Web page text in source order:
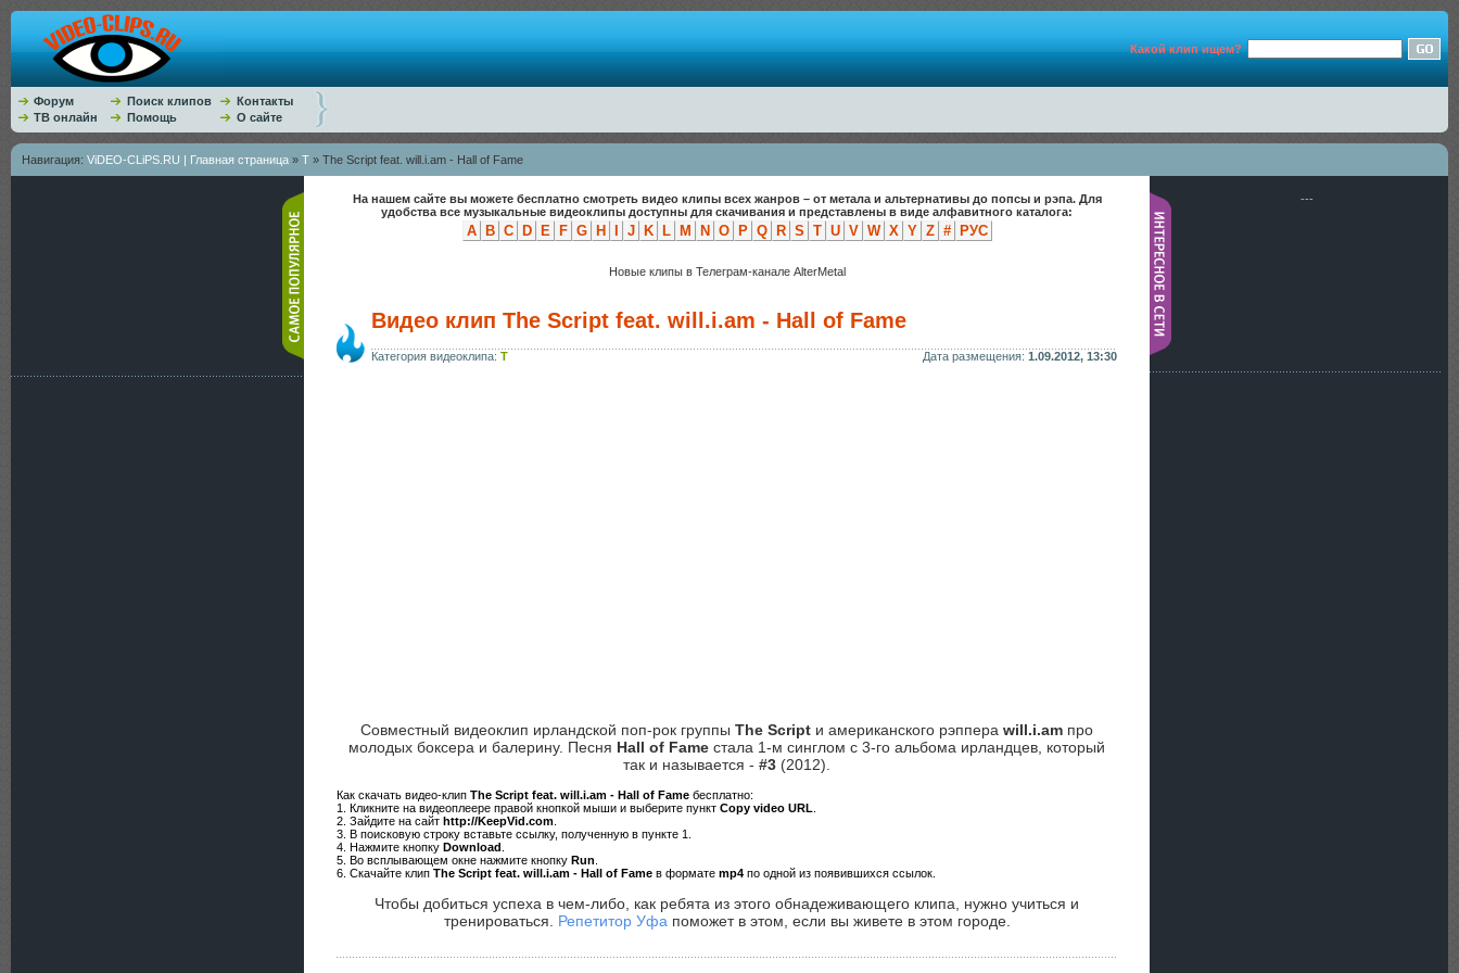
Какой клип ищем?
Форум Поиск клипов
Контакты
ТВ онлайн
Помощь О сайте
Навигация: ViDEO-CLiPS.RU | Главная страница » T » The Script feat. will.i.am - Hall of Fame
На нашем сайте вы можете бесплатно смотреть видео клипы всех жанров – от метала и альтернативы до попсы и рэпа. Для
удобства все музыкальные видеоклипы доступны для скачивания и представлены в виде алфавитного каталога:
A B C D E F G H J K L M N O P Q R S T U V W X Y Z # РУС
Новые клипы в Телеграм-канале AlterMetal
Видео клип The Script feat. will.i.am - Hall of Fame
Категория видеоклипа: T Дата размещения: 1.09.2012, 13:30
Совместный видеоклип ирландской поп-рок группы The Script и американского рэппера will.i.am про
молодых боксера и балерину. Песня Hall of Fame стала 1-м синглом с 3-го альбома ирландцев, который
так и называется - #3 (2012).
Как скачать видео-клип The Script feat. will.i.am - Hall of Fame бесплатно:
1. Кликните на видеоплеере правой кнопкой мыши и выберите пункт Copy video URL
2. Зайдите на сайт http://KeepVid.com
3. В поисковую строку вставьте ссылку, полученную в пункте 1.
4. Нажмите кнопку Download
5. Во всплывающем окне нажмите кнопку Run
6. Скачайте клип The Script feat. will.i.am - Hall of Fame в формате mp4 по одной из появившихся ссылок.
Чтобы добиться успеха в чем-либо, как ребята из этого обнадеживающего клипа, нужно учиться и
тренироваться. Репетитор Уфа поможет в этом, если вы живете в этом городе.
---